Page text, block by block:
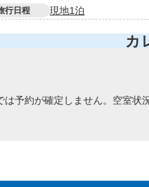
行日程 現地1泊
カ
予約が確定しません。空室状